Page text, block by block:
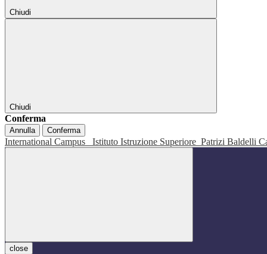
Chiudi
Chiudi
Conferma
Annulla Conferma
International Campus Istituto Istruzione Superiore Patrizi Baldelli
close